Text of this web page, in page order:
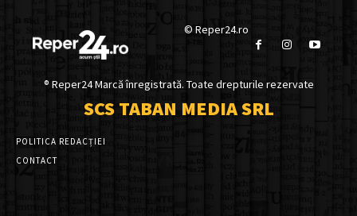
© Reper24.ro
® Reper24 Marcă înregistrată. Toate drepturile rezervate
SCS TABAN MEDIA SRL
POLITICA REDACȚIEI
CONTACT